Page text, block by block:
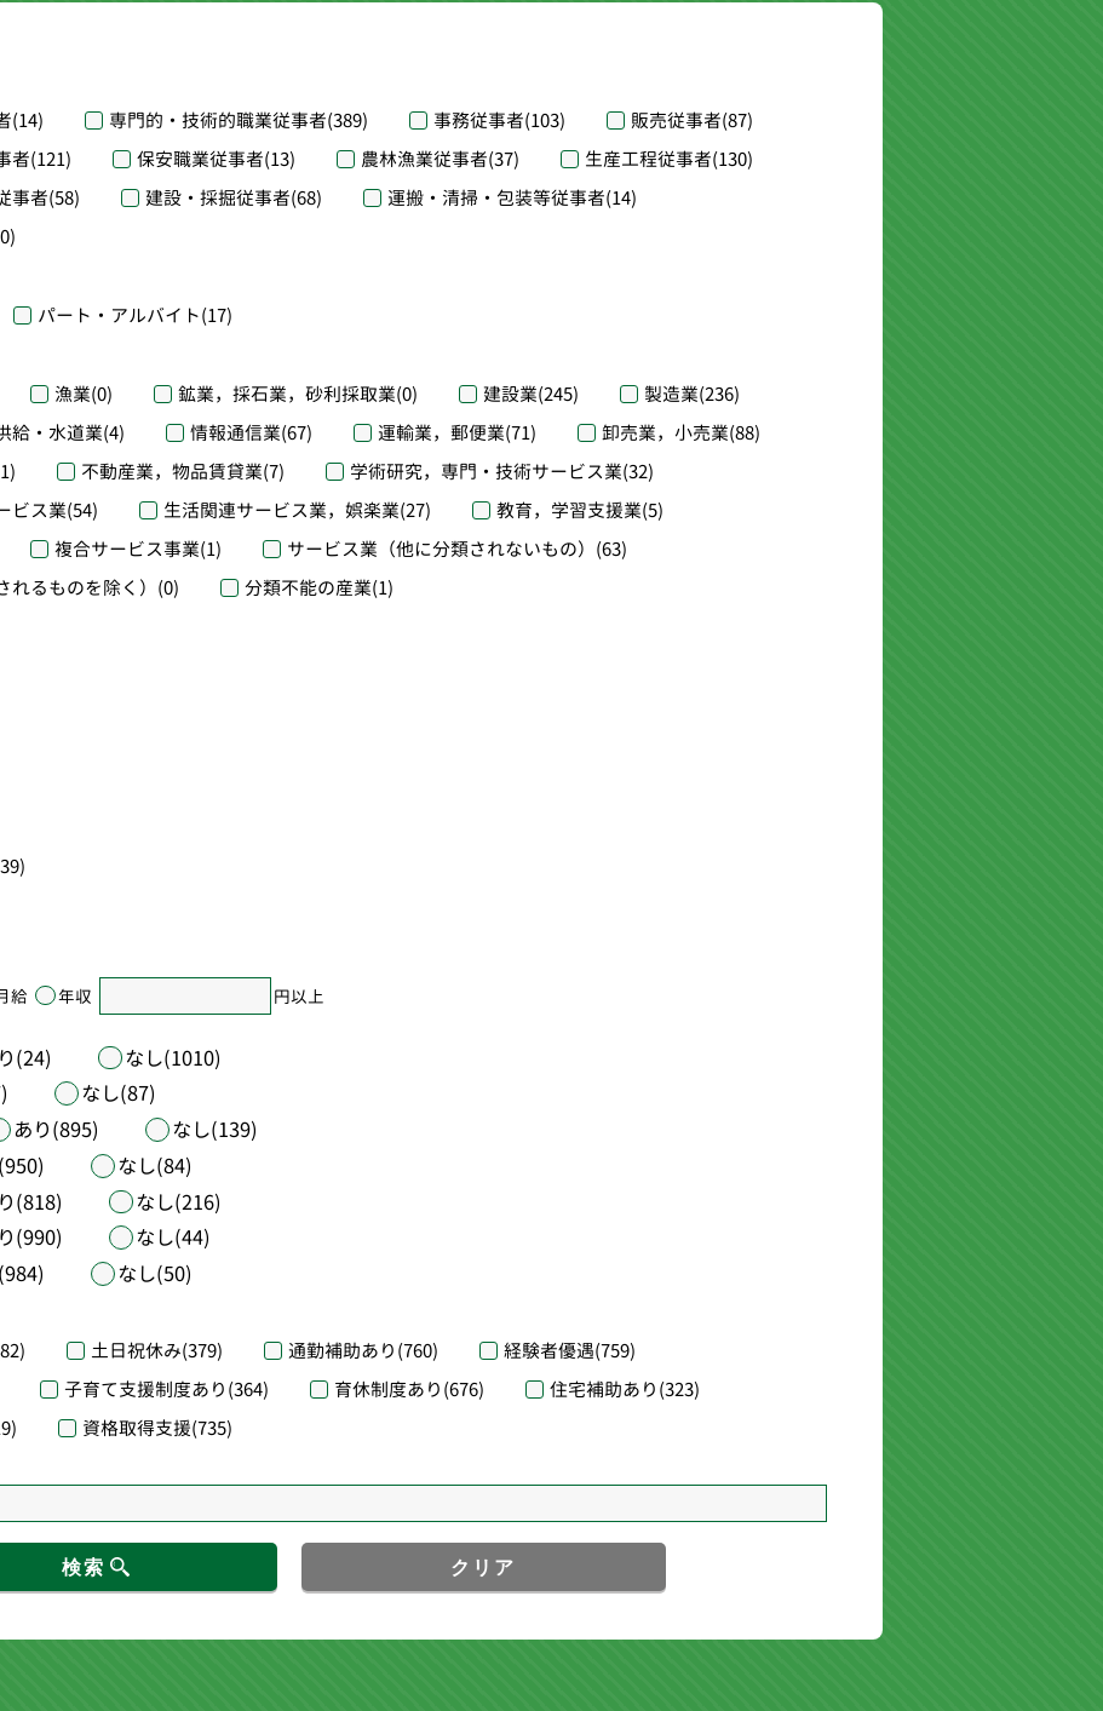
(14) 専門的・技術的職業従事者(389) 事務従事者(103) 販売従事者(87)
者(121) 保安職業従事者(13) 農林漁業従事者(37) 生産工程従事者(130)
事者(58) 建設・採掘従事者(68) 運搬・清掃・包装等従事者(14)
パート・アルバイト(17)
漁業(0) 鉱業，採石業，砂利採取業(0) 建設業(245) 製造業(236)
給・水道業(4) 情報通信業(67) 運輸業，郵便業(71) 卸売業，小売業(88)
不動産業，物品賃貸業(7) 学術研究，専門・技術サービス業(32)
ビス業(54) 生活関連サービス業，娯楽業(27) 教育，学習支援業(5)
複合サービス事業(1) サービス業（他に分類されないもの） (63)
るものを除く） (0) 分類不能の産業(1)
給 年収 円以上
(24) なし(1010)
なし(87)
あり(895) なし(139)
なし(84)
(818) なし(216)
(990) なし(44)
なし(50)
土日祝休み(379) 通勤補助あり(760) 経験者優遇(759)
子育て支援制度あり(364) 育休制度あり(676) 住宅補助あり(323)
資格取得支援(735)
検索 クリア